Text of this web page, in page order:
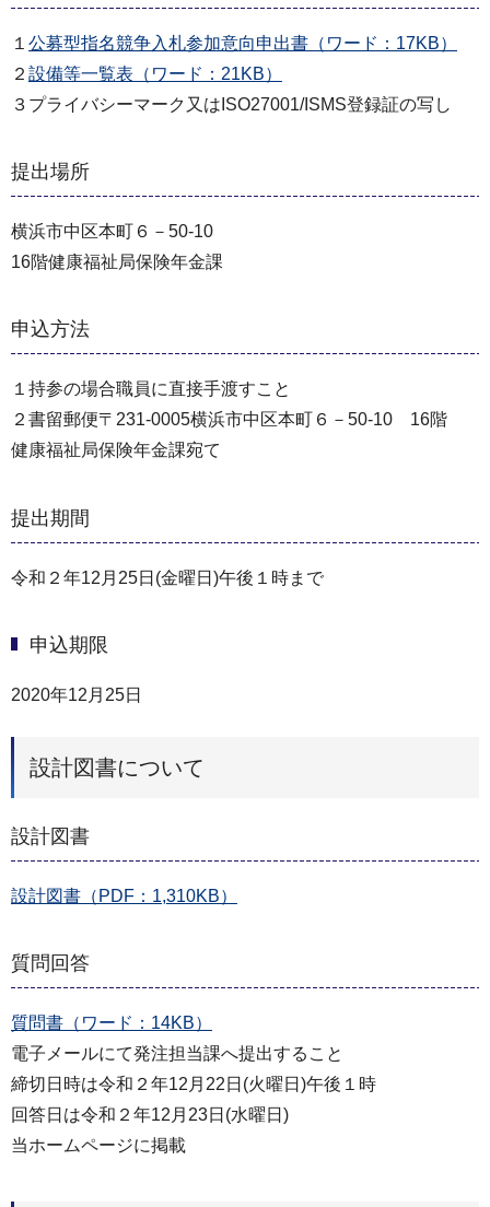
１ 公募型指名競争入札参加意向申出書（ワード：17KB）
２ 設備等一覧表（ワード：21KB）
３プライバシーマーク又はISO27001/ISMS登録証の写し
提出場所
横浜市中区本町６－50-10
16階健康福祉局保険年金課
申込方法
１持参の場合職員に直接手渡すこと
２書留郵便〒231-0005横浜市中区本町６－50-10 16階
健康福祉局保険年金課宛て
提出期間
令和２年12月25日(金曜日)午後１時まで
申込期限
2020年12月25日
設計図書について
設計図書
設計図書（PDF：1,310KB）
質問回答
質問書（ワード：14KB）
電子メールにて発注担当課へ提出すること
締切日時は令和２年12月22日(火曜日)午後１時
回答日は令和２年12月23日(水曜日)
当ホームページに掲載